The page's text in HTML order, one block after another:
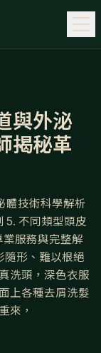
與外泌
揭秘革
體技術科學解析
5. 不同類型頭皮
業服務與完整解
隨形、難以根絕
洗頭，深色衣服
上各種去屑洗髮
來，